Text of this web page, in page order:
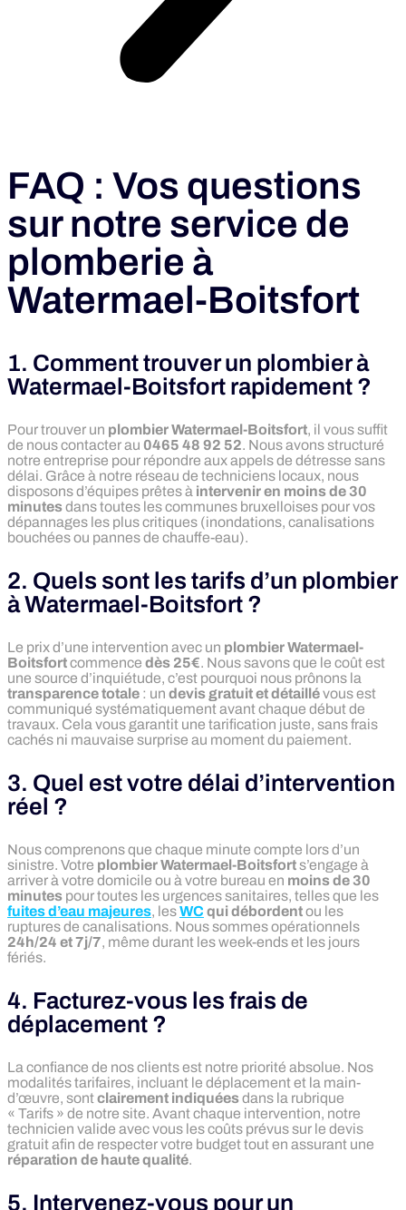
FAQ : Vos questions
sur notre service de
plomberie à
Watermael-Boitsfort
1. Comment trouver un plombier à
Watermael-Boitsfort rapidement ?
Pour trouver un plombier Watermael-Boitsfort, il vous suffit
de nous contacter au 0465 48 92 52. Nous avons structuré
notre entreprise pour répondre aux appels de détresse sans
délai. Grâce à notre réseau de techniciens locaux, nous
disposons d’équipes prêtes à intervenir en moins de 30
minutesdans toutes les communes bruxelloises pour vos
dépannages les plus critiques (inondations, canalisations
bouchées ou pannes de chauffe-eau).
2. Quels sont les tarifs d’un plombier
à Watermael-Boitsfort ?
Le prix d’une intervention avec un plombier Watermael-
Boitsfortcommence dès 25€. Nous savons que le coût est
une source d’inquiétude, c’est pourquoi nous prônons la
transparence totale : un devis gratuit et détaillévous est
communiqué systématiquement avant chaque début de
travaux. Cela vous garantit une tarification juste, sans frais
cachés ni mauvaise surprise au moment du paiement.
3. Quel est votre délai d’intervention
réel ?
Nous comprenons que chaque minute compte lors d’un
sinistre. Votre plombier Watermael-Boitsforts’engage à
arriver à votre domicile ou à votre bureau en moins de 30
minutes pour toutes les urgences sanitaires, telles que les
fuites d’eau majeures, lesWC qui débordentou les
ruptures de canalisations. Nous sommes opérationnels
24h/24 et 7j/7, même durant les week-ends et les jours
fériés.
4. Facturez-vous les frais de
déplacement ?
La confiance de nos clients est notre priorité absolue. Nos
modalités tarifaires, incluant le déplacement et la main-
d’œuvre, sontclairement indiquéesdans la rubrique
« Tarifs » de notre site. Avant chaque intervention, notre
technicien valide avec vous les coûts prévus sur le devis
gratuit afin de respecter votre budget tout en assurant une
réparation de haute qualité.
5. Intervenez-vous pour un